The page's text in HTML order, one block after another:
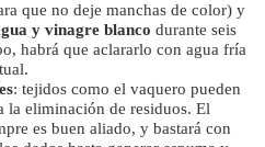
que no deje manchas de color) y
y vinagre blanco durante seis
habrá que aclararlo con agua fría
: tejidos como el vaquero pueden
la eliminación de residuos. El
es buen aliado, y bastará con